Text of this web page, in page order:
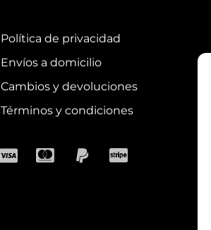
Política de privacidad
Envíos a domicilio
Cambios y devoluciones
Términos y condiciones